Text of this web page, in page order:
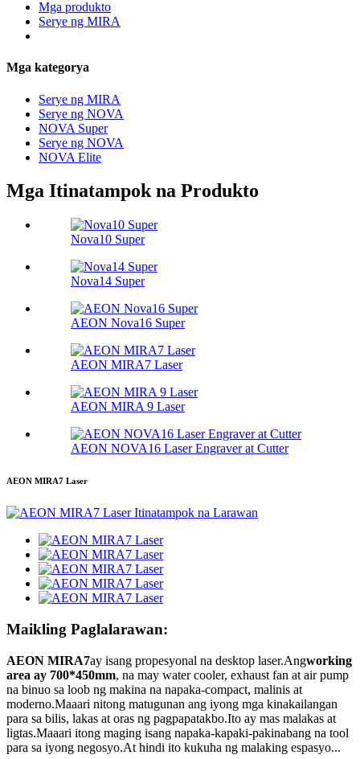
Mga produkto
Serye ng MIRA
Mga kategorya
Serye ng MIRA
Serye ng NOVA
NOVA Super
Serye ng NOVA
NOVA Elite
Mga Itinatampok na Produkto
Nova10 Super
Nova14 Super
AEON Nova16 Super
AEON MIRA7 Laser
AEON MIRA 9 Laser
AEON NOVA16 Laser Engraver at Cutter
AEON MIRA7 Laser
Maikling Paglalarawan:
AEON MIRA7ay isang propesyonal na desktop laser.Angworking
area ay 700*450mm, na may water cooler, exhaust fan at air pump
na binuo sa loob ng makina na napaka-compact, malinis at
moderno.Maaari nitong matugunan ang iyong mga kinakailangan
para sa bilis, lakas at oras ng pagpapatakbo.Ito ay mas malakas at
ligtas.Maaari itong maging isang napaka-kapaki-pakinabang na tool
para sa iyong negosyo.At hindi ito kukuha ng malaking espasyo...